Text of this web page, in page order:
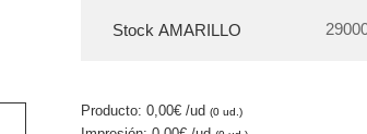
Stock AMARILLO
Producto: 0,00€ /ud (0 ud.)